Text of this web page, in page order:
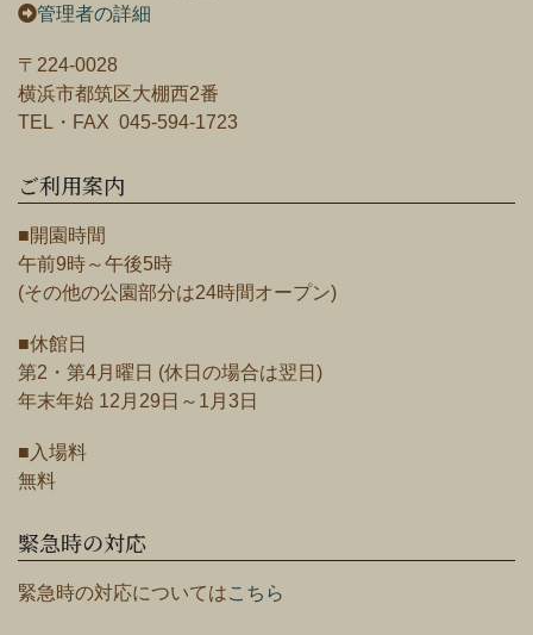
管理者の詳細
〒224-0028
横浜市都筑区大棚西2番
TEL・FAX 045-594-1723
ご利用案内
■開園時間
午前9時～午後5時
(その他の公園部分は24時間オープン)
■休館日
第2・第4月曜日 (休日の場合は翌日)
年末年始 12月29日～1月3日
■入場料
無料
緊急時の対応
緊急時の対応についてはこちら